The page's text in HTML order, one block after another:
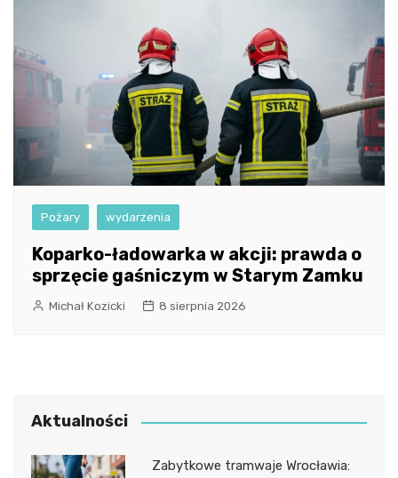
Pożary wydarzenia
Koparko-ładowarka w akcji: prawda o
sprzęcie gaśniczym w Starym Zamku
Michał Kozicki 8 sierpnia 2026
Aktualności
Zabytkowe tramwaje Wrocławia: